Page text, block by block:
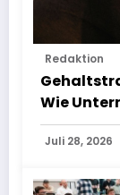
Vergütungsmodelle
Redaktion
Wie
Juli 28, 2026